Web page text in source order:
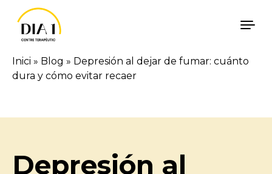
Vés al contingut
Inici » Blog » Depresión al dejar de fumar: cuánto
dura y cómo evitar recaer
Depresión al
Català